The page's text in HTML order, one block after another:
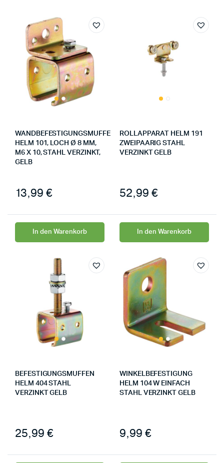
WANDBEFESTIGUNGSMUFFE
HELM 101, LOCH Ø 8 MM,
M6 X 10, STAHL VERZINKT,
GELB
13,99 €
In den Warenkorb
ROLLAPPARAT HELM 191
ZWEIPAARIG STAHL
VERZINKT GELB
52,99 €
In den Warenkorb
BEFESTIGUNGSMUFFEN
HELM 404 STAHL
VERZINKT GELB
25,99 €
WINKELBEFESTIGUNG
HELM 104 W EINFACH
STAHL VERZINKT GELB
9,99 €